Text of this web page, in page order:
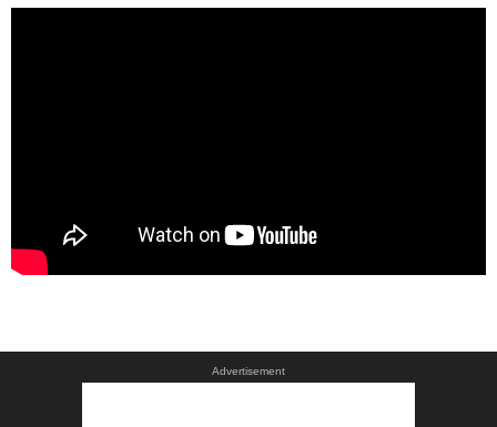
Advertisement